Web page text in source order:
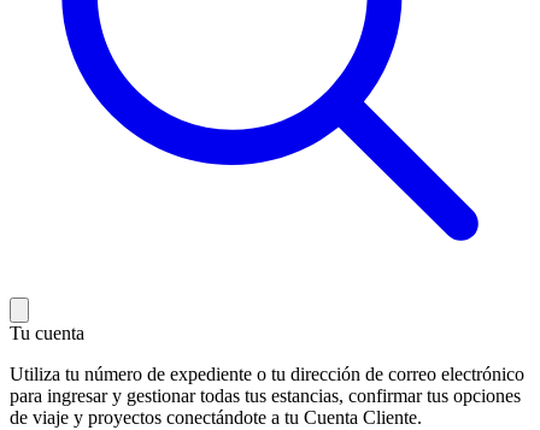
Tu cuenta
Utiliza tu número de expediente o tu dirección de correo electrónico
para ingresar y gestionar todas tus estancias, confirmar tus opciones
de viaje y proyectos conectándote a tu Cuenta Cliente.